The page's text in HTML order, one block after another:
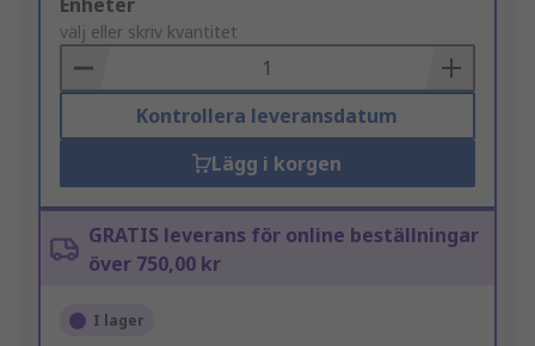
Add
to
Basket
Enheter
välj eller skriv kvantitet
Kontrollera leveransdatum
Lägg i korgen
GRATIS leverans för online beställningar
över 750,00 kr
I lager